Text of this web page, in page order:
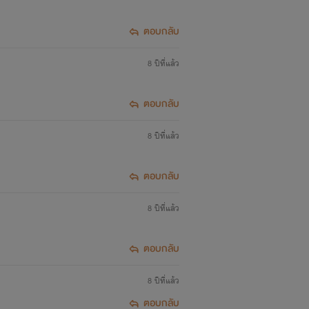
ตอบกลับ
8 ปีที่แล้ว
ตอบกลับ
8 ปีที่แล้ว
ตอบกลับ
8 ปีที่แล้ว
ตอบกลับ
8 ปีที่แล้ว
ตอบกลับ